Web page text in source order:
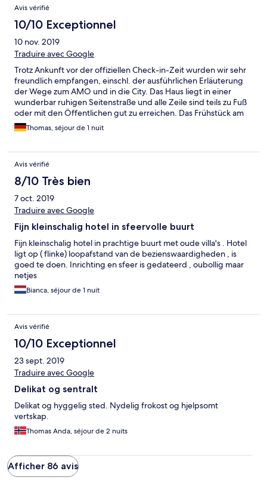
Avis vérifié
10/10 Exceptionnel
10 nov. 2019
Traduire avec Google
Trotz Ankunft vor der offiziellen Check-in-Zeit wurden wir sehr
freundlich empfangen, einschl. der ausführlichen Erläuterung
der Wege zum AMO und in die City. Das Haus liegt in einer
wunderbar ruhigen Seitenstraße und alle Zeile sind teils zu Fuß
oder mit den Öffentlichen gut zu erreichen. Das Frühstück am
folgenden Morgen war sehr gut. Wir kommen sehr gerne
wieder!
Thomas, séjour de 1 nuit
Avis vérifié
8/10 Très bien
7 oct. 2019
Traduire avec Google
Fijn kleinschalig hotel in sfeervolle buurt
Fijn kleinschalig hotel in prachtige buurt met oude villa's . Hotel
ligt op ( flinke) loopafstand van de bezienswaardigheden , is
goed te doen. Inrichting en sfeer is gedateerd , oubollig maar
netjes
Bianca, séjour de 1 nuit
Avis vérifié
10/10 Exceptionnel
23 sept. 2019
Traduire avec Google
Delikat og sentralt
Delikat og hyggelig sted. Nydelig frokost og hjelpsomt
vertskap.
Thomas Anda, séjour de 2 nuits
Afficher 86 avis